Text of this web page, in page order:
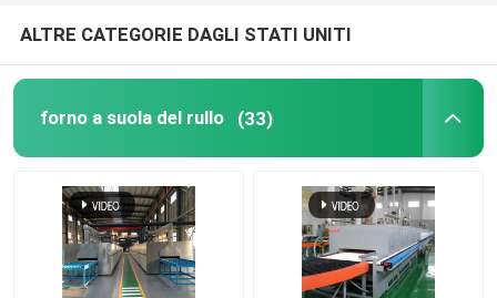
forno del focolare del rullo
Mobilia del forno
ALTRE CATEGORIE DAGLI STATI UNITI
forno a suola del rullo (33)